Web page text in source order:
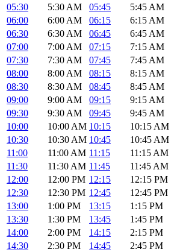
05:30
5:30 AM 05:45
5:45 AM
06:00
6:00 AM 06:15
6:15 AM
06:30
6:30 AM 06:45
6:45 AM
07:00
7:00 AM 07:15
7:15 AM
07:30
7:30 AM 07:45
7:45 AM
08:00
8:00 AM 08:15
8:15 AM
08:30
8:30 AM 08:45
8:45 AM
09:00
9:00 AM 09:15
9:15 AM
09:30
9:30 AM 09:45
9:45 AM
10:00
10:00 AM 10:15
10:15 AM
10:30
10:30 AM 10:45
10:45 AM
11:00
11:00 AM 11:15
11:15 AM
11:30
11:30 AM 11:45
11:45 AM
12:00
12:00 PM 12:15
12:15 PM
12:30
12:30 PM 12:45
12:45 PM
13:00
1:00 PM 13:15
1:15 PM
13:30
1:30 PM 13:45
1:45 PM
14:00
2:00 PM 14:15
2:15 PM
14:30
2:30 PM 14:45
2:45 PM